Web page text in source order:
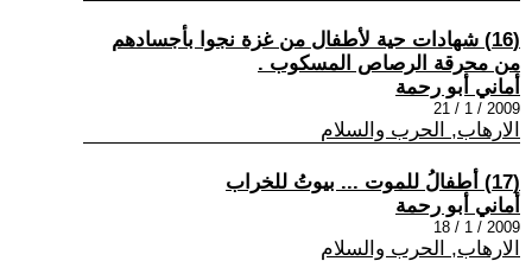
(16) شهادات حية لأطفال من غزة نجوا بأجسادهم
من محرقة الرصاص المسكوب .
أماني أبو رحمة
2009 / 1 / 21
الارهاب, الحرب والسلام
(17) أطفالُ للموت ... بيوتُ للخراب
أماني أبو رحمة
2009 / 1 / 18
الارهاب, الحرب والسلام